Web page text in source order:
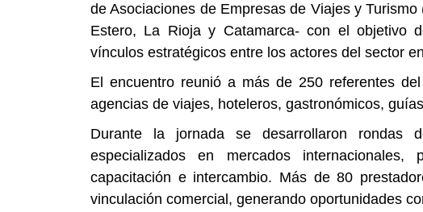
de Asociaciones de Empresas de Viajes y
Estero, La Rioja y Catamarca- con el objetivo
vínculos estratégicos entre los actores del sector
El encuentro reunió a más de 250 referentes
agencias de viajes, hoteleros, gastronómicos,
Durante la jornada se desarrollaron rondas
especializados en mercados
capacitación e intercambio. Más de 80
vinculación comercial, generando oportunidades